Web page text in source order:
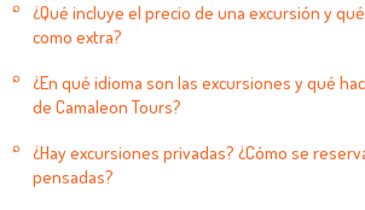
¿Qué incluye el precio de una excursión y
como extra?
¿En qué idioma son las excursiones y qué
de Camaleon Tours?
¿Hay excursiones privadas? ¿Cómo se
pensadas?